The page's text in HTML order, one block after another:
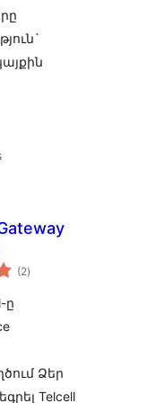
(2total
ratings
)
ը
Ձեր
Telcell